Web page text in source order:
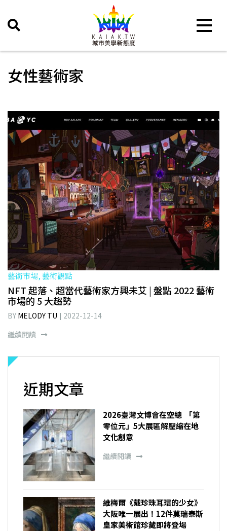
Toggle
女性藝術家
藝術市場, 藝術觀點
NFT 起落、超當代藝術家方興未艾 | 盤點 2022 藝術
市場的 5 大趨勢
BY MELODY TU
2022-12-14
繼續閱讀
近期文章
2026臺灣文博會在空總 「第
零位元」5大展區解壓縮在地
文化創意
繼續閱讀
維梅爾《戴珍珠耳環的少女》
大阪唯一展出！12件莫瑞泰斯
皇家美術館珍藏即將登場